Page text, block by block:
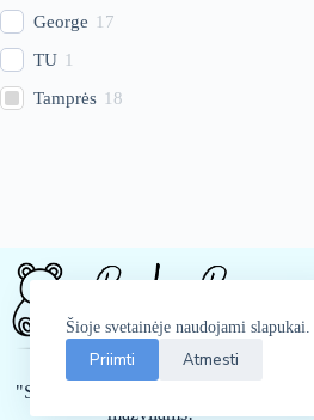
Šioje svetainėje naudojami slapukai.
Priimti Atmesti
George 17
TU 1
Tamprės 18
"Stiliaus ir švelnumo susitikimas jūsų
mažyliams!"